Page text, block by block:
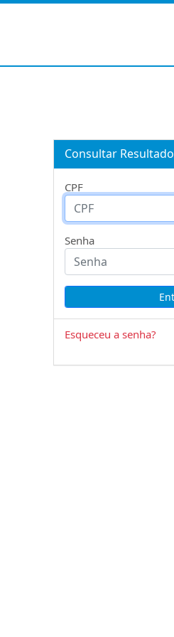
Consultar Resultado
CPF
Senha
Esqueceu a senha?